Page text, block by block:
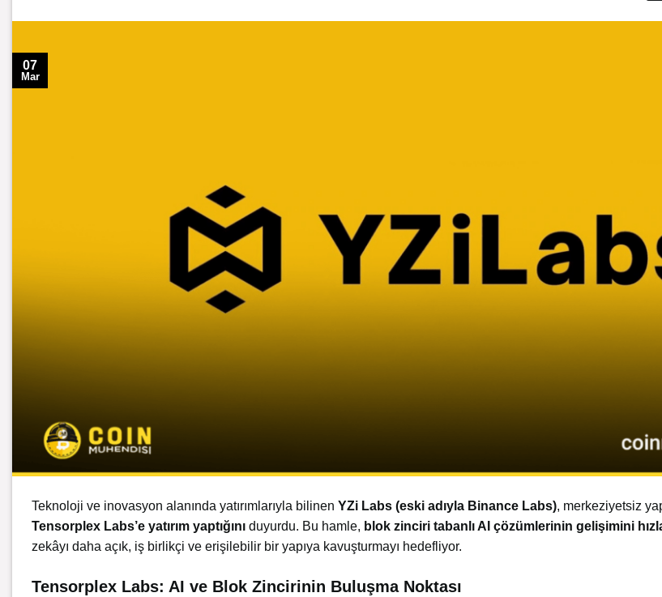
07
Mar
Teknoloji ve inovasyon alanında yatırımlarıyla bilinen YZi Labs (eski adıyla Binance Labs), merkeziyetsiz
Tensorplex Labs’e yatırım yaptığını duyurdu. Bu hamle, blok zinciri tabanlı AI çözümlerinin gelişimini
zekâyı daha açık, iş birlikçi ve erişilebilir bir yapıya kavuşturmayı hedefliyor.
Tensorplex Labs: AI ve Blok Zincirinin Buluşma Noktası